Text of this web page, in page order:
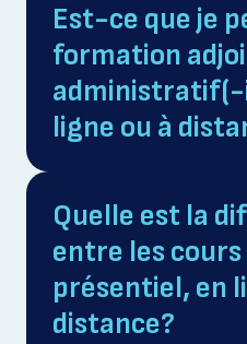
Est-ce que je
formation
administratif(-
ligne ou à
Quelle est la
entre les cours
présentiel, en
distance?